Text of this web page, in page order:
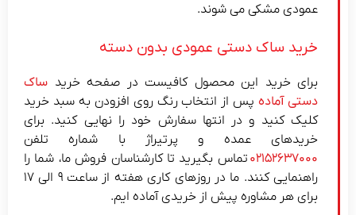
عمودی مشکی می شوند.
خرید ساک دستی عمودی بدون دسته
برای خرید این محصول کافیست در صفحه خریدساک
دستی آمادهپس از انتخاب رنگ روی افزودن به سبد خرید
کلیک کنید و در انتها سفارش خود را نهایی کنید. برای
خریدهای عمده و پرتیراژ با شماره تلفن
۰۲۱۵۲۶۳۷۰۰۰تماس بگیرید تا کارشناسان فروش ما، شما را
راهنمایی کنند. ما در روزهای کاری هفته از ساعت ۹ الی ۱۷
برای هر مشاوره پیش از خریدی آماده ایم.